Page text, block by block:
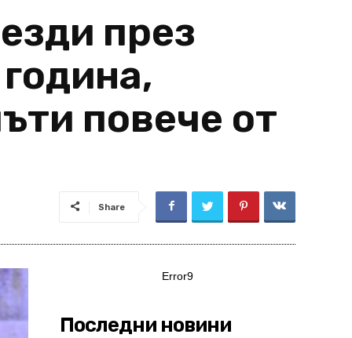
през
повече от
Share
Error9
Последни новини